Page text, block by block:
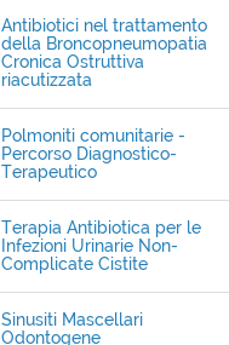
Antibiotici nel trattamento
della Broncopneumopatia
Cronica Ostruttiva
riacutizzata
Polmoniti comunitarie -
Percorso Diagnostico-
Terapeutico
Terapia Antibiotica per le
Infezioni Urinarie Non-
Complicate Cistite
Sinusiti Mascellari
Odontogene